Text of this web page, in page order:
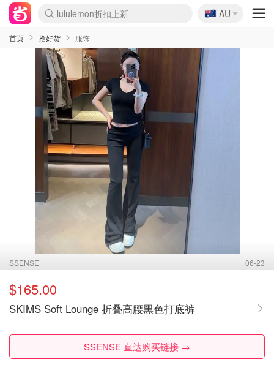
lululemon折扣上新
Sasa美妆护肤3.5折
SSENSE年中3折
FreshBeauty好价汇总
Cettire降价+叠9折
WWS Coles超市实拍
viagogo二手票捡漏
Myer超级周末1折
The Outnet奢牌1折起
David Jones 3折起
Flannels大牌1折
Perfumes Club护肤1折
AMIRO返校季6.2折
Amazon折扣汇总
eToro入金$200送$50
Amazon数码好物
ICONIC本周7.5折
ThedoubleF高奢地板价
Moose Knuckles 6折
丝芙兰5折起
EUFY官网3.7折起
Selenichast首饰2折
Trip机票酒店促销
YSL送5件彩妆礼
Amazon家居好物
Amazon美妆护肤
雅漾大喷$8
过敏原检测盒$33
伊索独家赠50ml沐浴露
科颜氏清仓3折
SEALIFE海洋馆门票6折
丝塔芙大白罐$16
订阅Newsletter送香薰
Cult Beauty 6.8折
Harrods圣诞日历2.3折
LN-CC奢牌私促3折
d'Alba空姐喷雾$16
EVE LOM套装逆天2折
Bernardelli独家4折
Adore Beauty 6折起
CT圣诞日历
Mytheresa奢品2.7折
Luxury Escapes 9折
Currentbody美容仪9折
MOON Garden Live
Roborock扫地机3.7折
Tingo Life水杯$24
Valentino官网5折
CR洗发护发6.3折
修丽可套装7.4折
Myer彩妆2件7折
GANNI官网4.5折
Stylevana韩妆4折
Tessabit高奢8.5折
OGX洗护4折
Amazon阿德莱德次日达
卡诗8.5折+赠礼
Philips Hue灯具8折
🇦🇺
AU
首页 抢好货 服饰
SSENSE 06-23
$165.00
SKIMS Soft Lounge 折叠高腰黑色打底裤
SSENSE 直达购买链接 →